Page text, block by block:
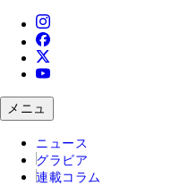
メニュ
ニュース
グラビア
連載コラム